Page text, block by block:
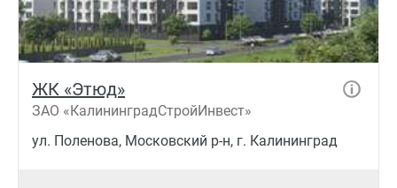
ЖК «Этюд»
ЗАО «КалининградСтройИнвест»
ул. Поленова, Московский р-н, г. Калининград